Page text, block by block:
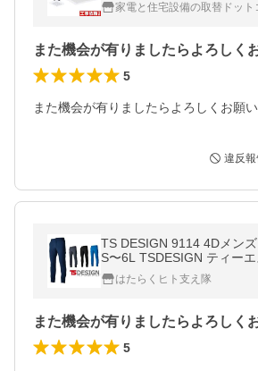
家電と住宅設備の取替ドット
5
また機会が有りましたらよろしくお願
違反
TS DESIGN 9114 4Dメン
S〜6L TSDESIGN ティーエ
ズボン 作業着 作業服
はたらくヒト支え隊
5